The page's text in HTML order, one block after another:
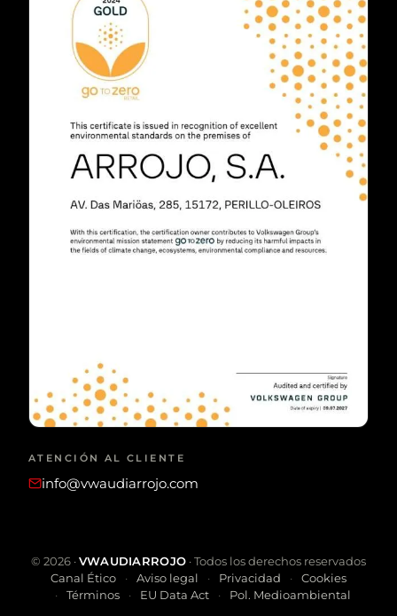
ATENCIÓN AL CLIENTE
info@vwaudiarrojo.com
© 2026·VWAUDIARROJO · Todos los derechos reservados
Canal Ético
Aviso legal Privacidad
Cookies
Términos
EU Data Act Pol. Medioambiental